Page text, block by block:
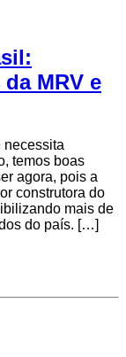
MRV e
necessita
temos boas
agora, pois a
construtora do
mais de
do país. […]